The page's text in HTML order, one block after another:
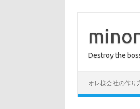
Destroy the
オレ様会社の作り